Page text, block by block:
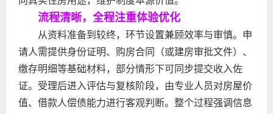
流程清晰，全程注重体验优化
从资料准备到较终，环节设置兼顾效率与审慎。申
请人需提供身份证明、购房合同（或建房审批文件）、
缴存明细等基础材料，部分情形下可同步提交收入佐
证。受理后进入评估与复核阶段，由专业人员对房屋价
值、借款人偿债能力进行客观判断。整个过程强调信息